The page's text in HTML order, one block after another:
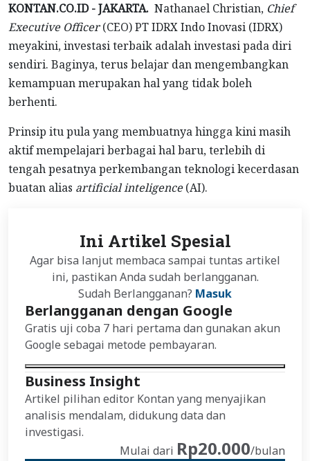
KONTAN.CO.ID - JAKARTA. Nathanael Christian, Chief
Executive Officer(CEO) PT IDRX Indo Inovasi (IDRX)
meyakini, investasi terbaik adalah investasi pada diri
sendiri. Baginya, terus belajar dan mengembangkan
kemampuan merupakan hal yang tidak boleh
berhenti.
Prinsip itu pula yang membuatnya hingga kini masih
aktif mempelajari berbagai hal baru, terlebih di
tengah pesatnya perkembangan teknologi kecerdasan
buatan alias artificial inteligence(AI).
Ini Artikel Spesial
Agar bisa lanjut membaca sampai tuntas artikel
ini, pastikan Anda sudah berlangganan.
Sudah Berlangganan? Masuk
Berlangganan dengan Google
Gratis uji coba 7 hari pertama dan gunakan akun
Google sebagai metode pembayaran.
Business Insight
Artikel pilihan editor Kontan yang menyajikan
analisis mendalam, didukung data dan
investigasi.
Mulai dari Rp20.000/bulan